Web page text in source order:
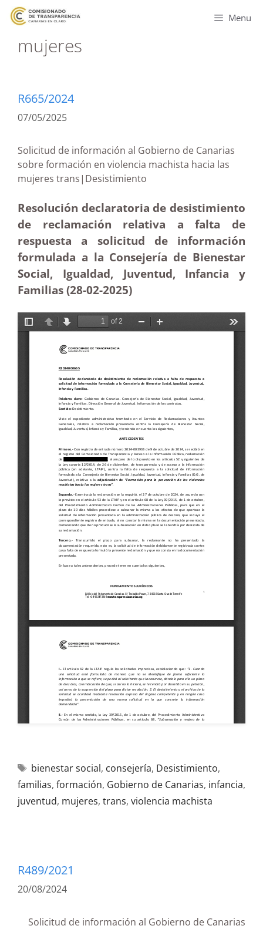
Menu
mujeres
R665/2024
07/05/2025
Solicitud de información al Gobierno de Canarias
sobre formación en violencia machista hacia las
mujeres trans|Desistimiento
Resolución declaratoria de desistimiento
de reclamación relativa a falta de
respuesta a solicitud de información
formulada a la Consejería de Bienestar
Social, Igualdad, Juventud, Infancia y
Familias (28-02-2025)
bienestar social, consejería, Desistimiento,
familias, formación, Gobierno de Canarias, infancia,
juventud, mujeres, trans, violencia machista
R489/2021
20/08/2024
Solicitud de información al Gobierno de Canarias